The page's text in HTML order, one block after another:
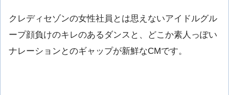
クレディセゾンの女性社員とは思えないアイドルグル
ープ顔負けのキレのあるダンスと、どこか素人っぽい
ナレーションとのギャップが新鮮なCMです。